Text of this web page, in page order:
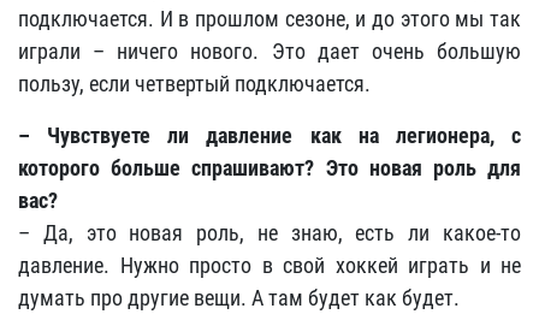
подключается. И в прошлом сезоне, и до этого мы так
играли – ничего нового. Это дает очень большую
пользу, если четвертый подключается.
– Чувствуете ли давление как на легионера, с
которого больше спрашивают? Это новая роль для
вас?
– Да, это новая роль, не знаю, есть ли какое-то
давление. Нужно просто в свой хоккей играть и не
думать про другие вещи. А там будет как будет.